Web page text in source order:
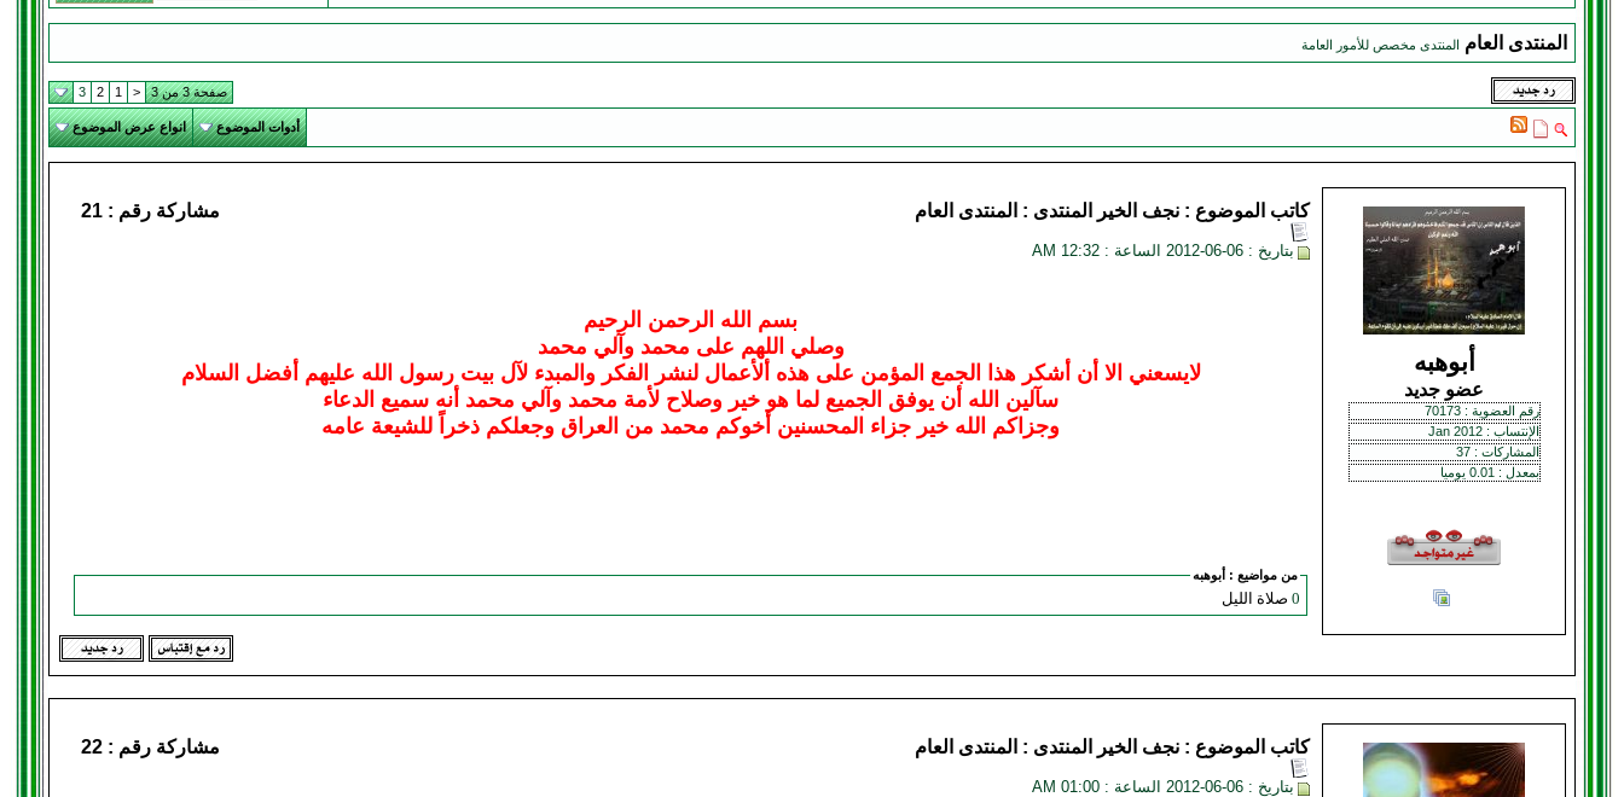
المنتدى العام المنتدى مخصص للأمور العامة
صفحة 3 من 3 <
1
2
3
أدوات الموضوع انواع عرض الموضوع
أبوهبه
عضو جديد
رقم العضوية : 70173
الإنتساب : Jan 2012
المشاركات : 37
بمعدل : 0.01 يوميا
مشاركة رقم : 21 كاتب الموضوع : نجف الخير المنتدى : المنتدى العام
بتاريخ : 06-06-2012 الساعة : 12:32 AM
بسم الله الرحمن الرحيم
وصلي اللهم على محمد وآلي محمد
لايسعني الا أن أشكر هذا الجمع المؤمن على هذه ألأعمال لنشر الفكر والمبدء لآل بيت رسول الله عليهم أفضل السلام
سآلين الله أن يوفق الجميع لما هو خير وصلاح لأمة محمد وآلي محمد أنه سميع الدعاء
وجزاكم الله خير جزاء المحسنين أخوكم محمد من العراق وجعلكم ذخراً للشيعة عامه
من مواضيع : أبوهبه
0 صلاة الليل
مشاركة رقم : 22 كاتب الموضوع : نجف الخير المنتدى : المنتدى العام
بتاريخ : 06-06-2012 الساعة : 01:00 AM